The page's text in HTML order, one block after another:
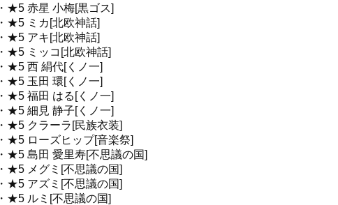
・★5 赤星 小梅[黒ゴス]
・★5 ミカ[北欧神話]
・★5 アキ[北欧神話]
・★5 ミッコ[北欧神話]
・★5 西 絹代[くノ一]
・★5 玉田 環[くノ一]
・★5 福田 はる[くノ一]
・★5 細見 静子[くノ一]
・★5 クラーラ[民族衣装]
・★5 ローズヒップ[音楽祭]
・★5 島田 愛里寿[不思議の国]
・★5 メグミ[不思議の国]
・★5 アズミ[不思議の国]
・★5 ルミ[不思議の国]